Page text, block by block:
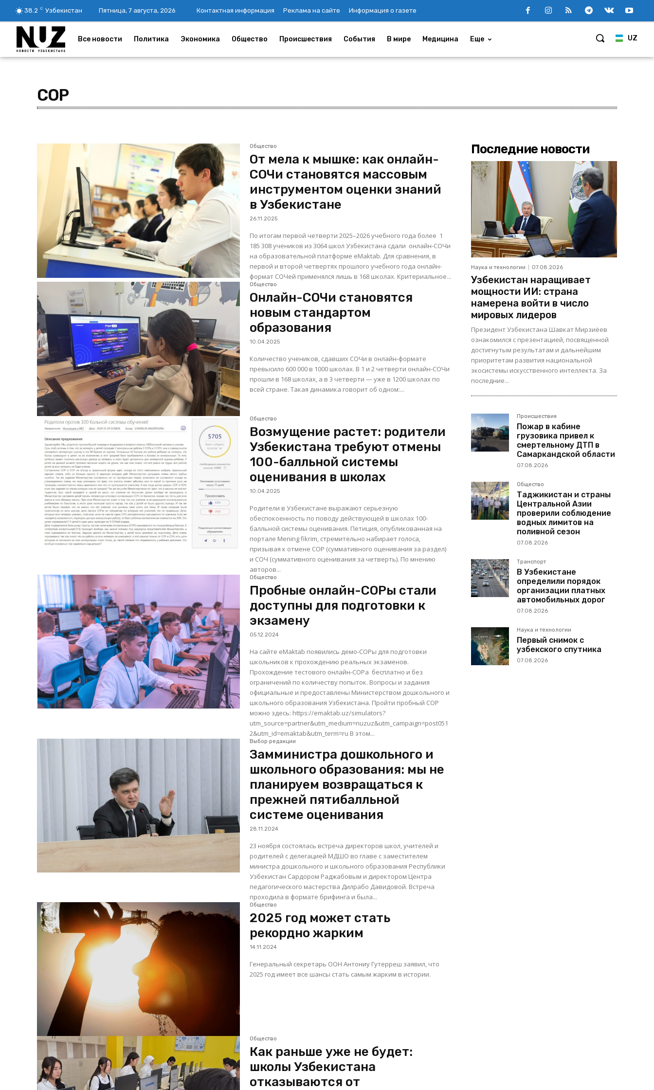
38.2 C Узбекистан Пятница, 7 августа, 2026 Контактная информация Реклама на сайте Информация о газете
UZ
Все новости Политика Экономика Общество Происшествия События В мире Медицина Еще
СОР
Общество
От мела к мышке: как онлайн-
СОЧи становятся массовым
инструментом оценки знаний
в Узбекистане
26.11.2025
По итогам первой четверти 2025–2026 учебного года более 1
185 308 учеников из 3064 школ Узбекистана сдали онлайн-СОЧи
на образовательной платформе eMaktab. Для сравнения, в
первой и второй четвертях прошлого учебного года онлайн-
формат СОЧей применялся лишь в 168 школах. Критериальное...
Общество
Онлайн-СОЧи становятся
новым стандартом
образования
10.04.2025
Количество учеников, сдавших СОЧи в онлайн-формате
превысило 600 000 в 1000 школах. В 1 и 2 четверти онлайн-СОЧи
прошли в 168 школах, а в 3 четверти — уже в 1200 школах по
всей стране. Такая динамика говорит об одном:...
Общество
Возмущение растет: родители
Узбекистана требуют отмены
100-балльной системы
оценивания в школах
10.04.2025
Родители в Узбекистане выражают серьезную
обеспокоенность по поводу действующей в школах 100-
балльной системы оценивания. Петиция, опубликованная на
портале Mening fikrim, стремительно набирает голоса,
призывая к отмене СОР (суммативного оценивания за раздел)
и СОЧ (суммативного оценивания за четверть). По мнению
авторов...
Общество
Пробные онлайн-СОРы стали
доступны для подготовки к
экзамену
05.12.2024
На сайте eMaktab появились демо-СОРы для подготовки
школьников к прохождению реальных экзаменов.
Прохождение тестового онлайн-СОРа бесплатно и без
ограничений по количеству попыток. Вопросы и задания
официальные и предоставлены Министерством дошкольного и
школьного образования Узбекистана. Пройти пробный СОР
можно здесь: https://emaktab.uz/simulators?
utm_source=partner&utm_medium=nuzuz&utm_campaign=post051
2&utm_id=emaktab&utm_term=ru В этом...
Выбор редакции
Замминистра дошкольного и
школьного образования: мы не
планируем возвращаться к
прежней пятибалльной
системе оценивания
28.11.2024
23 ноября состоялась встреча директоров школ, учителей и
родителей с делегацией МДШО во главе с заместителем
министра дошкольного и школьного образования Республики
Узбекистан Сардором Раджабовым и директором Центра
педагогического мастерства Дилрабо Давидовой. Встреча
проходила в формате брифинга и была...
Общество
2025 год может стать
рекордно жарким
14.11.2024
Генеральный секретарь ООН Антониу Гутерреш заявил, что
2025 год имеет все шансы стать самым жарким в истории.
Общество
Как раньше уже не будет:
школы Узбекистана
отказываются от
Последние новости
Наука и технологии 07.08.2026
Узбекистан наращивает
мощности ИИ: страна
намерена войти в число
мировых лидеров
Президент Узбекистана Шавкат Мирзиёев
ознакомился с презентацией, посвященной
достигнутым результатам и дальнейшим
приоритетам развития национальной
экосистемы искусственного интеллекта. За
последние...
Происшествия
Пожар в кабине
грузовика привел к
смертельному ДТП в
Самаркандской области
07.08.2026
Общество
Таджикистан и страны
Центральной Азии
проверили соблюдение
водных лимитов на
поливной сезон
07.08.2026
Транспорт
В Узбекистане
определили порядок
организации платных
автомобильных дорог
07.08.2026
Наука и технологии
Первый снимок с
узбекского спутника
07.08.2026